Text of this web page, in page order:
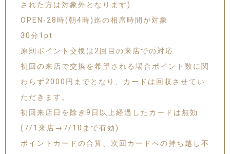
された方は対象外となります)
OPEN-28時(朝4時)迄の相席時間が対象
30分1pt
原則ポイント交換は2回目の来店での対応
初回の来店で交換を希望される場合ポイント数に関
わらず2000円までとなり、カードは回収させてい
ただきます。
初回来店日を除き9日以上経過したカードは無効
(7/1来店→7/10まで有効)
ポイントカードの合算、次回カードへの持ち越し不